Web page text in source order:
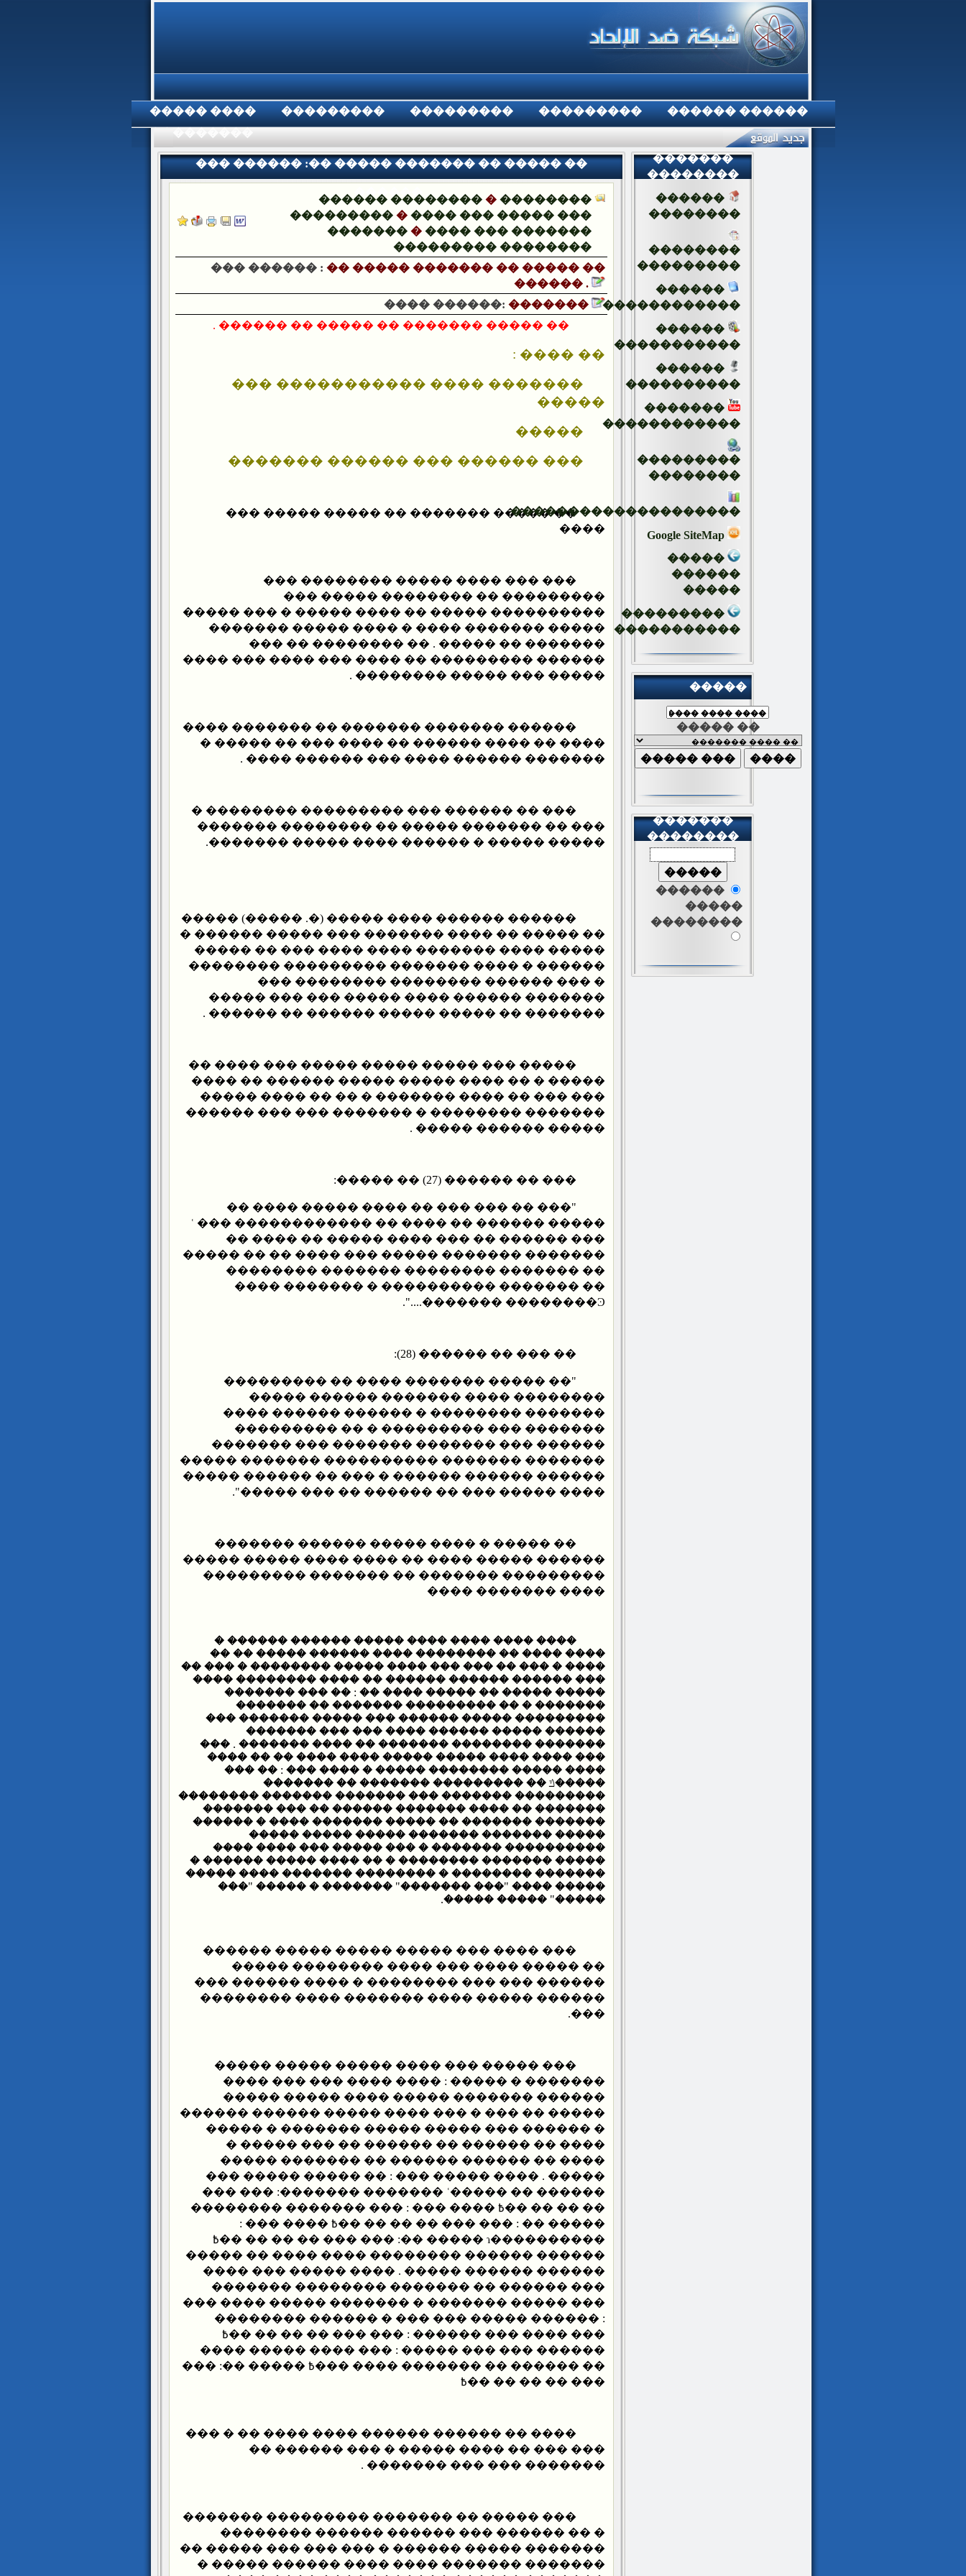
���� ����� ��������� ��������� ���������
������ ������
��� ������ :�� ����� ������� �� ����� ��
������ .
������ ��������� ��������
���������� ���� ��� ����� ���
�������� ���� ��� �������
��������� ��������
��� ������ : �� ����� ������� �� ����� ��
������ .
���� ������: �������
�� ����� ������� �� ����� �� ������ .
�� ���� :
������� ���� ����������� ���
�����
�����
��� ������ ��� ������ �������
�� ����� ������� �� ����� ����� ���
����
��� ��� ���� ����� �������� ���
��������� �� �������� ����� ���
���������� ����� �� ���� ����� � ��� �����
����� ������� ���� � ���� ����� �������
������� �� ����� . �� �������� �� ���
������ ��������� �� ���� ��� ���� ��� ����
����� ��� ����� �������� .
������ ������� ������� �� ������� ����
���� �� ���� ������ �� ���� ��� �� ����� �
������� ������ ���� ��� ������ ���� .
��� �� ������ ��� ��������� �������� �
��� �� ������� ����� �� �������� �������
����� ����� � ������ ���� ����� �������.
������ ������ ���� ����� (�. �����) �����
�� ����� �� ���� ������� ��� ����� ������ �
����� ���� ������� ���� ���� ��� �� �����
������ � ���� ������� ��������� ��������
� ��� ������ �������� �������� ���
������� ������ ���� ����� ��� ��� �����
������� �� ����� ����� ������ �� ������ .
����� ��� ����� ����� ����� ��� ���� ��
����� � �� ���� ����� ����� ������ �� ����
��� ��� �� ���� ������� � �� �� ���� �����
������� �������� � ������� ��� ��� ������
����� ������ ����� .
��� �� ������ (27) �� �����:
"��� �� ��� ��� �� ���� ����� ���� ��
����� ������ �� ���� �� ��ʿ ��� ����������
�� ���� �� ����� ���� ��� �� ������ ���
����� �� �� ���� ��� ����� ������� �������
�������� ������� �������� ������� ��
���� ������� � ���������� ������� ��
������� ��������Ͽ....".
�� ��� �� ������ (28):
"�� ����� ������� ���� �� ���������
�������� ���� ������� ������ �����
������� �������� � ������ ������ ����
������� ��� ��������� � �� ���������
������ ��� ������� ������� ��� �������
������� ������� ���������� ������� �����
������ ������ ������ � ��� �� ������ �����
���� ����� ��� �� ������ �� ��� �����".
�� ����� � ���� ����� ������ �������
������ ����� ���� �� ���� ���� ����� �����
��������� ������� �� ������� ���������
���� ������� ����
���� ���� ���� ���� ����� ������ ������ �
���� ���� �� �������� ���� ������ ����� �� ��
���� � ��� �� ��� ��� ���� ����� �������� � ��� ��
��� ������ ������ ������ �� ���� �������� ����
����� ����� �� ����� ���� �� : �� ��� �������
������� � �� ��������� ������� �� �������
��������� ����� ������ ��� ����� ������� ���
������ ����� ������ ���� ��� ��� �������
������� �������� ������� �� ���� ������� . ���
��� ���� ���� ����� ����� ���� ���� �� �� ����
���� ����� �������� ����� � ���� ��� : �� ���
�����ݿ �� ��������� ������� �� �������
��������� ������� ��� ������� ������� ��������
������� �� ���� ������� ������ �� ��� �������
������� ������� �� ����� ������� ���� � ������
����� ������� ������� ����� ����� �����
���������� ������� � ��� ����� ��� ���� ����
����� ������� �������� � �� ���� ����� ������ �
������� �������� � �������� ������� ���� �����
����� ���� "��� �������" ������� � ����� "���
�����" ����� �����.
��� ���� ��� ����� ����� ����� ������
�� ����� ���� ��� ���� �������� �����
������ ��� ��� �������� � ���� ������ ���
������ ����� ���� ������� ���� ��������
���.
��� ����� ��� ���� ����� ����� �����
������� � ����� : ���� ���� ��� ��� ����
������ ������� ����� ���� ����� �����
����� �� ��� � ��� ���� ����� ������ ������
� ������ ��� ����� ����� ������� � �����
���� �� ������ �� ������ �� ��� ����� �
���� �� ������ ������ �� ������� �����
����� . ���� ����� ��� : �� ����� ����� ���
������ �� �����ʿ ������� �������: ��� ���
�� �� �� ��߿ ���� ��� : ��� ������� ��������
����� �� : ��� ��� �� �� �� ��߿ ���� ��� :
����������ɿ ����� ��: ��� ��� �� �� �� ��߿
������ ������ �������� ���� ���� �� �����
������ ������ ����� . ���� ����� ��� ����
��� ������ �� ������� �������� �������
��� ����� ������� � ������� ����� ���� ���
: ������ ����� ��� ��� � ������ ��������
��� ���� ��� ������ : ��� ��� �� �� �� ��߿
������ ��� ��� ����� : ��� ���� ����� ����
�� ������ �� ������� ���� ���߿ ����� ��: ���
��� �� �� �� ��߿
���� �� ������ ������ ���� ���� �� � ���
��� ��� �� ���� ����� � ��� ������ ��
������� ��� ��� ������� .
��� ����� �� ������� ��������� �������
� �� ������ ��� ������ ������ ��������
������� ����� ������ � ��� ��� ��� ����� ��
������� ������� ���� ���� ������ ����� �
�������
��������
������
��������
��������
���������
������
������������
������
�����������
������
����������
�������
������������
���������
��������
��������������������
�����
������
�����
���������
�����������
�����
����� ��
�������
��������
������
�����
��������